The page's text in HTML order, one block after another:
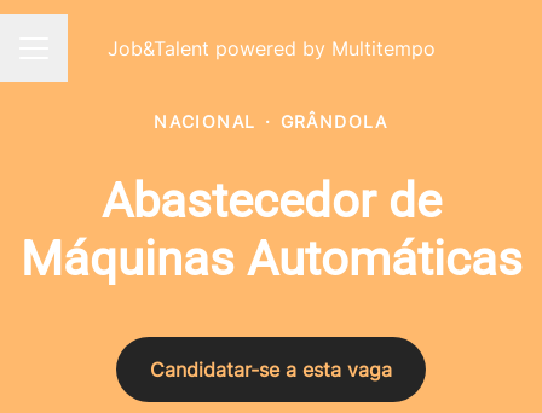
Menu de carreiras
Job&Talent powered by Multitempo
NACIONAL · GRÂNDOLA
Abastecedor de
Máquinas Automáticas
Candidatar-se a esta vaga